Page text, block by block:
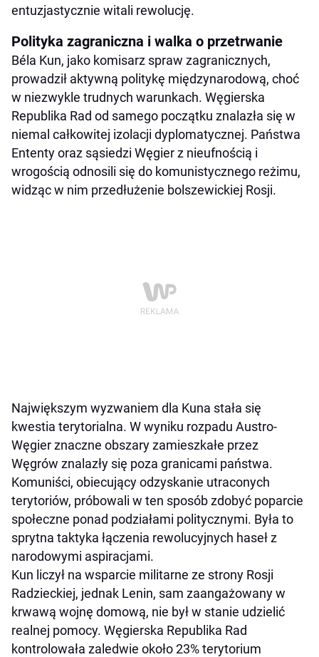
entuzjastycznie witali rewolucję.
Polityka zagraniczna i walka o przetrwanie
Béla Kun, jako komisarz spraw zagranicznych,
prowadził aktywną politykę międzynarodową, choć
w niezwykle trudnych warunkach. Węgierska
Republika Rad od samego początku znalazła się w
niemal całkowitej izolacji dyplomatycznej. Państwa
Ententy oraz sąsiedzi Węgier z nieufnością i
wrogością odnosili się do komunistycznego reżimu,
widząc w nim przedłużenie bolszewickiej Rosji.
Największym wyzwaniem dla Kuna stała się
kwestia terytorialna. W wyniku rozpadu Austro-
Węgier znaczne obszary zamieszkałe przez
Węgrów znalazły się poza granicami państwa.
Komuniści, obiecujący odzyskanie utraconych
terytoriów, próbowali w ten sposób zdobyć poparcie
społeczne ponad podziałami politycznymi. Była to
sprytna taktyka łączenia rewolucyjnych haseł z
narodowymi aspiracjami.
Kun liczył na wsparcie militarne ze strony Rosji
Radzieckiej, jednak Lenin, sam zaangażowany w
krwawą wojnę domową, nie był w stanie udzielić
realnej pomocy. Węgierska Republika Rad
kontrolowała zaledwie około 23% terytorium